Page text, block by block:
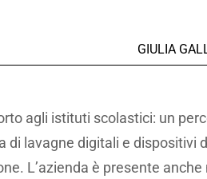
GIULIA
agli istituti scolastici: un
di lavagne digitali e dispositivi
L’azienda è presente